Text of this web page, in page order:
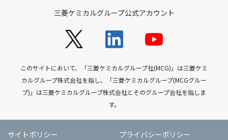
三菱ケミカルグループ公式アカウント
このサイトにおいて、「三菱ケミカルグループ社(MCG)」は三菱ケミ
カルグループ株式会社を指し、「三菱ケミカルグループ(MCGグルー
プ)」は三菱ケミカルグループ株式会社とそのグループ会社を指しま
す。
サイトポリシー プライバシーポリシー